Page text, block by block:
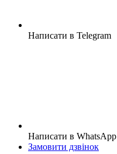
Написати в Telegram
Написати в WhatsApp
Замовити дзвінок